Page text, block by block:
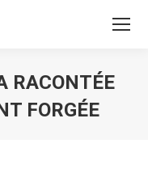
RACONTÉE
FORGÉE